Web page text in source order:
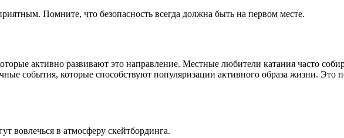
Помните, что безопасность всегда должна быть на первом месте.
активно развивают это направление. Местные любители катания часто
события, которые способствуют популяризации активного образа жизни. Это
вовлечься в атмосферу скейтбординга.